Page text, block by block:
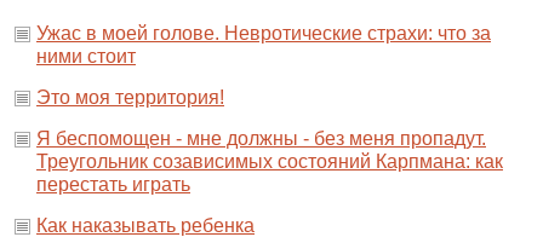
Ужас в моей голове. Невротические страхи: что за
ними стоит
Это моя территория!
Я беспомощен - мне должны - без меня пропадут.
Треугольник созависимых состояний Карпмана: как
перестать играть
Как наказывать ребенка